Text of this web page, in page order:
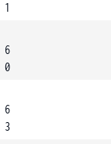
1
6
0
6
3